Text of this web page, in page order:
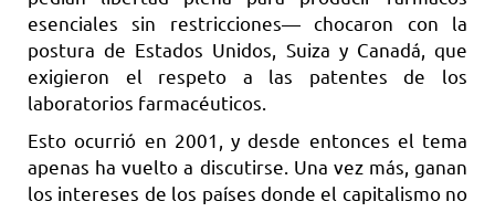
esenciales sin restricciones— chocaron con la
postura de Estados Unidos, Suiza y Canadá, que
exigieron el respeto a las patentes de los
laboratorios farmacéuticos.
Esto ocurrió en 2001, y desde entonces el tema
apenas ha vuelto a discutirse. Una vez más, ganan
los intereses de los países donde el capitalismo no